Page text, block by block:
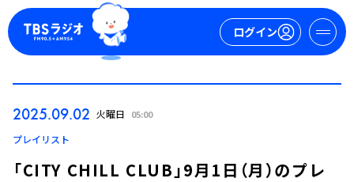
ログイン
2025.09.02 火曜日 05:00
プレイリスト
「CITY CHILL CLUB」9月1日（月）のプレ